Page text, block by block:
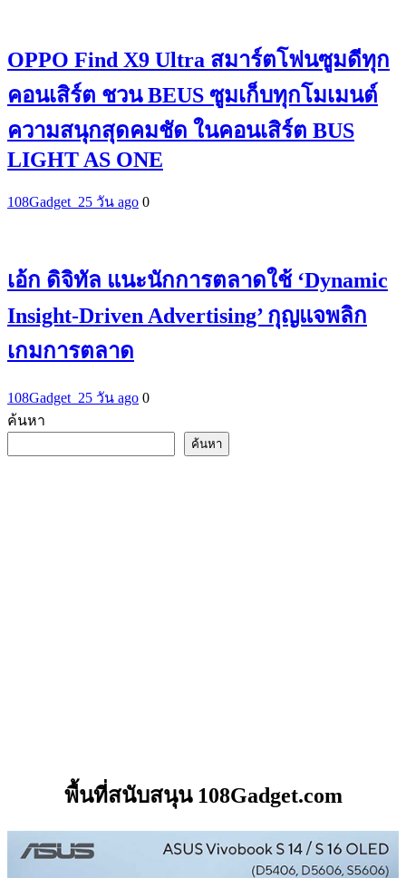
OPPO Find X9 Ultra สมาร์ตโฟนซูมดีทุก
คอนเสิร์ต ชวน BEUS ซูมเก็บทุกโมเมนต์
ความสนุกสุดคมชัด ในคอนเสิร์ต BUS
LIGHT AS ONE
108Gadget_25 วัน ago 0
เอ้ก ดิจิทัล แนะนักการตลาดใช้ ‘Dynamic
Insight-Driven Advertising’ กุญแจพลิก
เกมการตลาด
108Gadget_25 วัน ago 0
ค้นหา
ค้นหา
พื้นที่สนับสนุน 108Gadget.com